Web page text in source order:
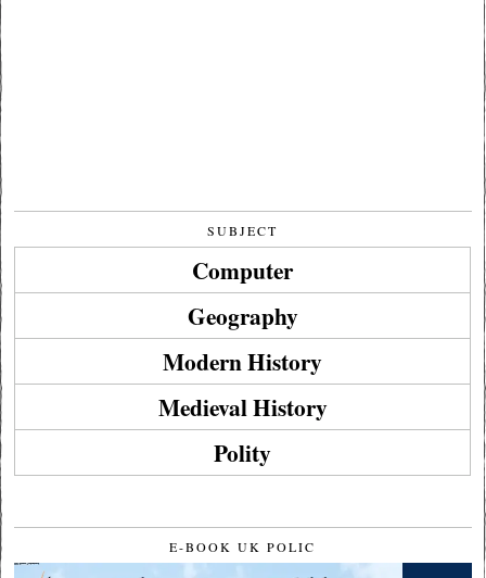
SUBJECT
Computer
Geography
Modern History
Medieval History
Polity
E-BOOK UK POLIC